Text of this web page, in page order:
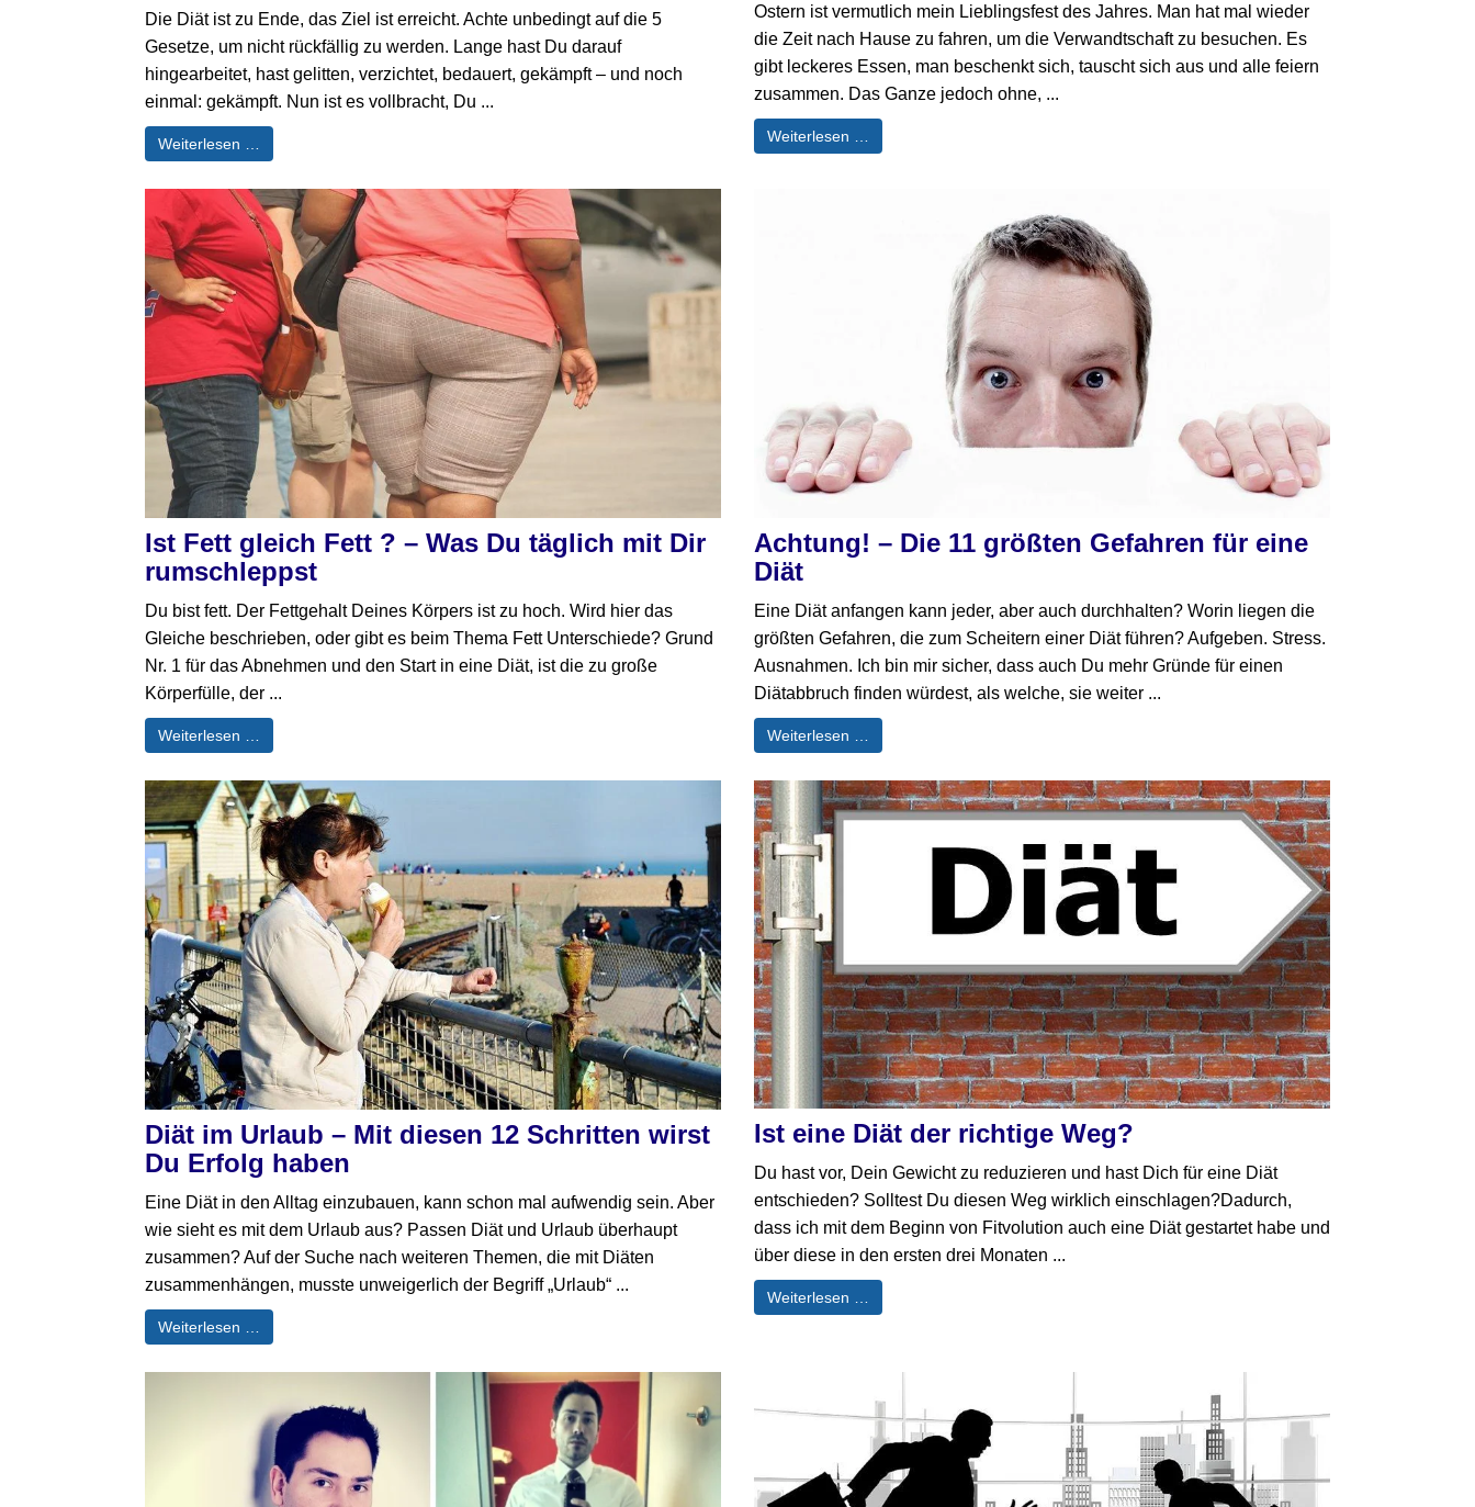
Die Diät ist zu Ende, das Ziel ist erreicht. Achte unbedingt auf die 5
Gesetze, um nicht rückfällig zu werden. Lange hast Du darauf
hingearbeitet, hast gelitten, verzichtet, bedauert, gekämpft – und noch
einmal: gekämpft. Nun ist es vollbracht, Du ...
Weiterlesen …
Ostern ist vermutlich mein Lieblingsfest des Jahres. Man hat mal wieder
die Zeit nach Hause zu fahren, um die Verwandtschaft zu besuchen. Es
gibt leckeres Essen, man beschenkt sich, tauscht sich aus und alle feiern
zusammen. Das Ganze jedoch ohne, ...
Weiterlesen …
Ist Fett gleich Fett ? – Was Du täglich mit Dir
rumschleppst
Du bist fett. Der Fettgehalt Deines Körpers ist zu hoch. Wird hier das
Gleiche beschrieben, oder gibt es beim Thema Fett Unterschiede? Grund
Nr. 1 für das Abnehmen und den Start in eine Diät, ist die zu große
Körperfülle, der ...
Weiterlesen …
Achtung! – Die 11 größten Gefahren für eine
Diät
Eine Diät anfangen kann jeder, aber auch durchhalten? Worin liegen die
größten Gefahren, die zum Scheitern einer Diät führen? Aufgeben. Stress.
Ausnahmen. Ich bin mir sicher, dass auch Du mehr Gründe für einen
Diätabbruch finden würdest, als welche, sie weiter ...
Weiterlesen …
Diät im Urlaub – Mit diesen 12 Schritten wirst
Du Erfolg haben
Eine Diät in den Alltag einzubauen, kann schon mal aufwendig sein. Aber
wie sieht es mit dem Urlaub aus? Passen Diät und Urlaub überhaupt
zusammen? Auf der Suche nach weiteren Themen, die mit Diäten
zusammenhängen, musste unweigerlich der Begriff „Urlaub“ ...
Weiterlesen …
Ist eine Diät der richtige Weg?
Du hast vor, Dein Gewicht zu reduzieren und hast Dich für eine Diät
entschieden? Solltest Du diesen Weg wirklich einschlagen?Dadurch,
dass ich mit dem Beginn von Fitvolution auch eine Diät gestartet habe und
über diese in den ersten drei Monaten ...
Weiterlesen …